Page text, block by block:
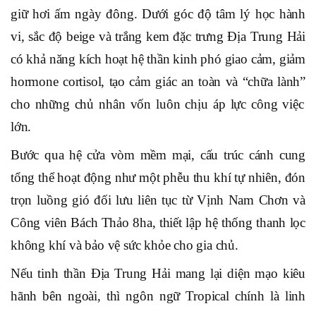
giữ hơi ấm ngày đông. Dưới góc độ tâm lý học hành
vi, sắc độ beige và trắng kem đặc trưng Địa Trung Hải
có khả năng kích hoạt hệ thần kinh phó giao cảm, giảm
hormone cortisol, tạo cảm giác an toàn và “chữa lành”
cho những chủ nhân vốn luôn chịu áp lực công việc
lớn.
Bước qua hệ cửa vòm mềm mại, cấu trúc cánh cung
tổng thể hoạt động như một phễu thu khí tự nhiên, đón
trọn luồng gió đối lưu liên tục từ Vịnh Nam Chơn và
Công viên Bách Thảo 8ha, thiết lập hệ thống thanh lọc
không khí và bảo vệ sức khỏe cho gia chủ.
Nếutinh thần Địa Trung Hải mang lại diện mạo kiêu
hãnh bên ngoài, thì ngôn ngữ Tropical chính là linh